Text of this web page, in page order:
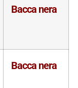
Bacca nera
Bacca nera